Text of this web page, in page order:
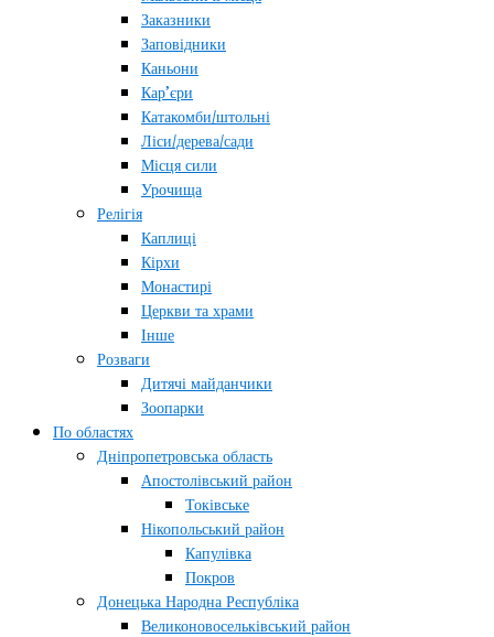
Заказники
Заповідники
Каньони
Кар’єри
Катакомби/штольні
Ліси/дерева/сади
Місця сили
Урочища
Релігія
Каплиці
Кірхи
Монастирі
Церкви та храми
Інше
Розваги
Дитячі майданчики
Зоопарки
По областях
Дніпропетровська область
Апостолівський район
Токівське
Нікопольський район
Капулівка
Покров
Донецька Народна Республіка
Великоновосельківський район